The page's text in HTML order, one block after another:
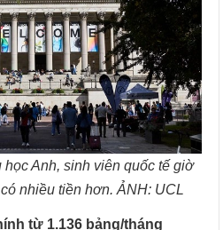
Anh, sinh viên quốc tế giờ
nhiều tiền hơn. ẢNH: UCL
từ 1.136 bảng/tháng